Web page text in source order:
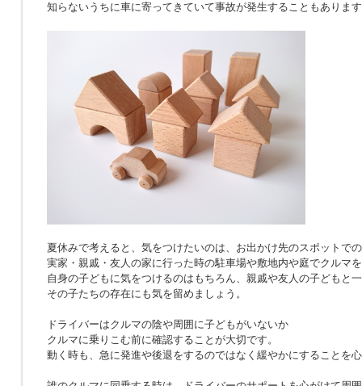
知らないうちに車に寄ってきていて事故が発生することもありま
夏休みで考えると、気をつけたいのは、お出かけ先のスポットで
実家・親戚・友人の家に行った時の駐車場や敷地内や庭でクルマ
自身の子どもに気をつけるのはもちろん、親戚や友人の子どもと
その子たちの存在にも気を留めましょう。
ドライバーはクルマの陰や周囲に子どもがいないか
クルマに乗りこむ前に確認することが大切です。
動く時も、急に発進や後退をするのではなく緩やかにすることを